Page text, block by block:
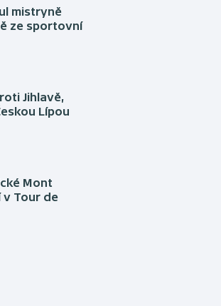
mistryně
ze sportovní
Jihlavě,
Lípou
Mont
v Tour de